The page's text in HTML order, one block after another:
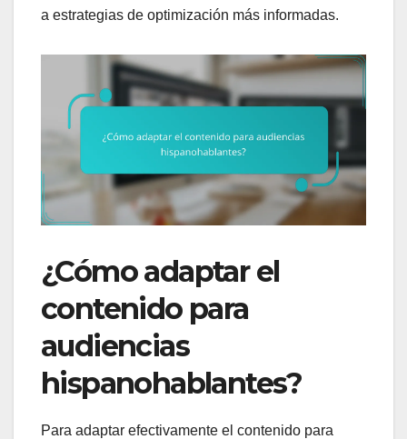
a estrategias de optimización más informadas.
¿Cómo adaptar el
contenido para
audiencias
hispanohablantes?
Para adaptar efectivamente el contenido para